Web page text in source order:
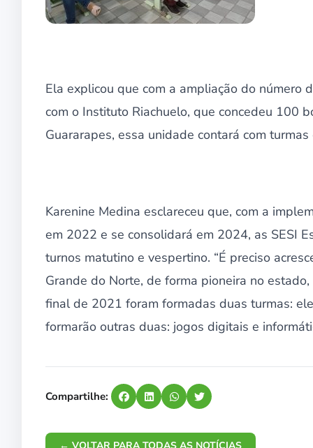
Ela explicou que com a ampliação do número
com o Instituto Riachuelo, que concedeu 100
Guararapes, essa unidade contará com
Karenine Medina esclareceu que, com a
em 2022 e se consolidará em 2024, as SESI
turnos matutino e vespertino. “É preciso
Grande do Norte, de forma pioneira no
final de 2021 foram formadas duas turmas:
formarão outras duas: jogos digitais e
Compartilhe: